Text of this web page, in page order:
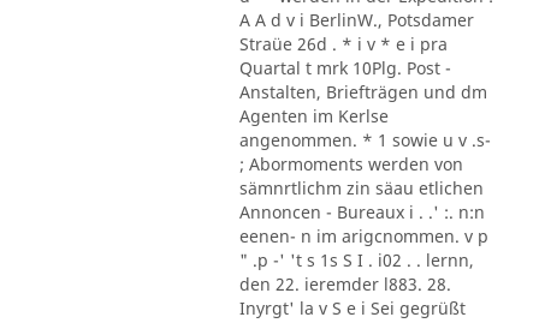
A A d v i BerlinW., Potsdamer
Straüe 26d . * i v * e i pra
Quartal t mrk 10Plg. Post -
Anstalten, Briefträgen und dm
Agenten im Kerlse
angenommen. * 1 sowie u v .s-
; Abormoments werden von
sämnrtlichm zin säau etlichen
Annoncen - Bureaux i . .' :. n:n
eenen- n im arigcnommen. v p
" .p -' 't s 1s S I . i02 . . lernn,
den 22. ieremder l883. 28.
Inyrgt' la v S e i Sei gegrüßt